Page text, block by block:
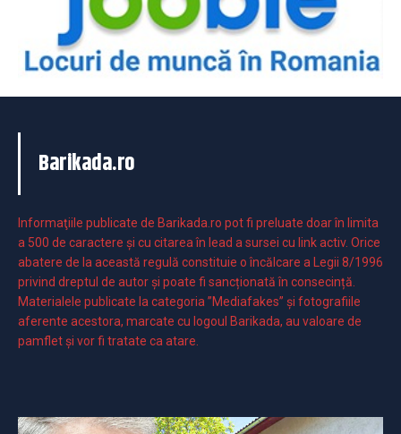
Barikada.ro
Informaţiile publicate de Barikada.ro pot fi preluate doar în limita
a 500 de caractere şi cu citarea în lead a sursei cu link activ. Orice
abatere de la această regulă constituie o încălcare a Legii 8/1996
privind dreptul de autor și poate fi sancționată în consecință.
Materialele publicate la categoria ”Mediafakes” și fotografiile
aferente acestora, marcate cu logoul Barikada, au valoare de
pamflet și vor fi tratate ca atare.